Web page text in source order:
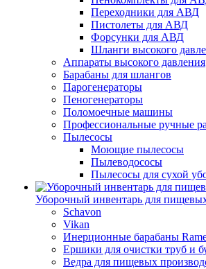
Переходники для АВД
Пистолеты для АВД
Форсунки для АВД
Шланги высокого
Аппараты высокого давления
Барабаны для шлангов
Парогенераторы
Пеногенераторы
Поломоечные машины
Профессиональные ручные
Пылесосы
Моющие пылесосы
Пылеводососы
Пылесосы для сухой
Уборочный инвентарь для
Schavon
Vikan
Инерционные барабаны
Ершики для очистки труб и
Ведра для пищевых